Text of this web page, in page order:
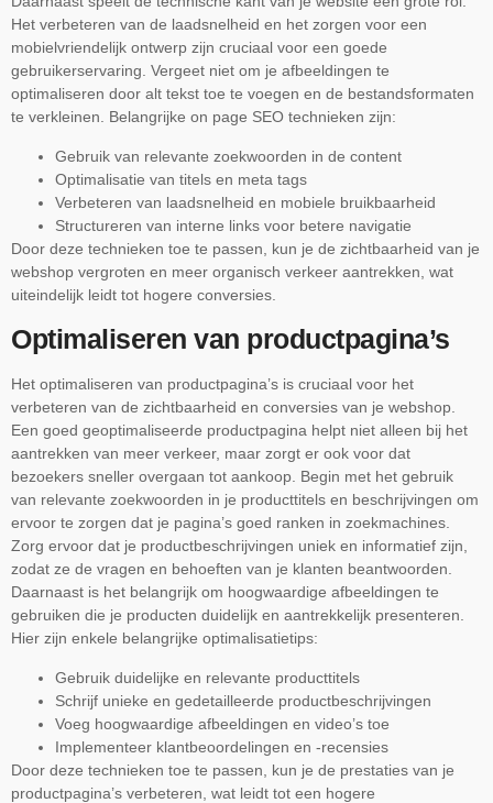
Het verbeteren van de laadsnelheid en het zorgen voor een
mobielvriendelijk ontwerp zijn cruciaal voor een goede
gebruikerservaring. Vergeet niet om je afbeeldingen te
optimaliseren door alt tekst toe te voegen en de bestandsformaten
te verkleinen. Belangrijke on page SEO technieken zijn:
Gebruik van relevante zoekwoorden in de content
Optimalisatie van titels en meta tags
Verbeteren van laadsnelheid en mobiele bruikbaarheid
Structureren van interne links voor betere navigatie
Door deze technieken toe te passen, kun je de zichtbaarheid van je
webshop vergroten en meer organisch verkeer aantrekken, wat
uiteindelijk leidt tot hogere conversies.
Optimaliseren van productpagina’s
Het optimaliseren van productpagina’s is cruciaal voor het
verbeteren van de zichtbaarheid en conversies van je webshop.
Een goed geoptimaliseerde productpagina helpt niet alleen bij het
aantrekken van meer verkeer, maar zorgt er ook voor dat
bezoekers sneller overgaan tot aankoop. Begin met het gebruik
van relevante zoekwoorden in je producttitels en beschrijvingen om
ervoor te zorgen dat je pagina’s goed ranken in zoekmachines.
Zorg ervoor dat je productbeschrijvingen uniek en informatief zijn,
zodat ze de vragen en behoeften van je klanten beantwoorden.
Daarnaast is het belangrijk om hoogwaardige afbeeldingen te
gebruiken die je producten duidelijk en aantrekkelijk presenteren.
Hier zijn enkele belangrijke optimalisatietips:
Gebruik duidelijke en relevante producttitels
Schrijf unieke en gedetailleerde productbeschrijvingen
Voeg hoogwaardige afbeeldingen en video’s toe
Implementeer klantbeoordelingen en -recensies
Door deze technieken toe te passen, kun je de prestaties van je
productpagina’s verbeteren, wat leidt tot een hogere